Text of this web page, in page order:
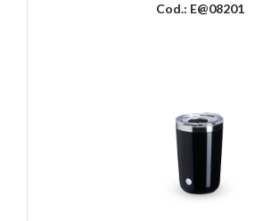
Cod.: E@08201